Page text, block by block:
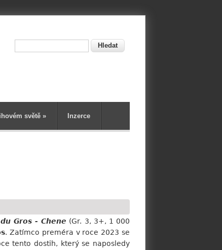
světě » Inzerce
Gros - Chene (Gr. 3, 3+, 1 000
. Zatímco preméra v roce 2023 se
tento dostih, který se naposledy